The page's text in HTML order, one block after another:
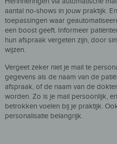
aantal no-shows in jouw praktijk.
toepassingen waar
een boost geeft. Informeer
hun afspraak vergeten zijn, door
wijzen.
Vergeet zeker niet je mail te
gegevens als de naam van de
afspraak, ofde naam van de
worden. Zo is je mail persoonlijk,
betrokken voelen bij je praktijk.
personalisatie belangrijk.